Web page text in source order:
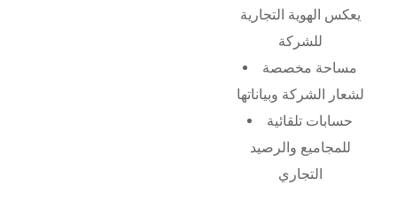
يعكس الهوية التجارية
للشركة
مساحة مخصصة
لشعار الشركة وبياناتها
حسابات تلقائية
للمجاميع والرصيد
التجاري